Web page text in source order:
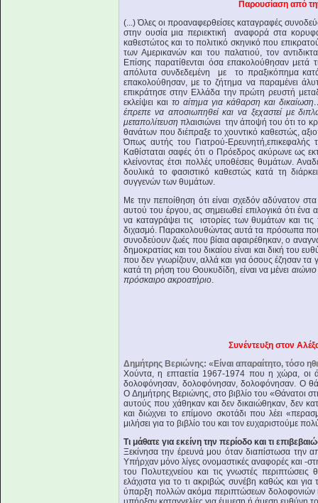
Παρουσίαση από
(...) Όλες οι προαναφερθείσες καταγραφές
στην ουσία μια περιεκτική αναφορά στα
καθεστώτος και το πολιτικό σκηνικό που
των Αμερικανών και του παλατιού, τον
Επίσης παρατίθενται όσα επακολούθησαν μετά
απόλυτα συνδεδεμένη με το πραξικόπημα
επακολούθησαν, με το ζήτημα να παραμένει
επικράτησε στην Ελλάδα την πρώτη ρευστή
εκλείψει και το αίτημα για κάθαρση και
έπρεπε να αποσιωπηθεί και να ξεχαστεί με
μεταπολίτευση πλαισιώνει την άποψή του ότι το
θανάτων που διέπραξε το χουντικό καθεστώς,
Όπως αυτής του Γιατρού-
Καθίσταται σαφές ότι ο Πρόεδρος ακύρωνε ως
κλείνοντας έτσι πολλές υποθέσεις θυμάτων.
δουλικά το φασιστικό καθεστώς κατά τη
συγγενών των θυμάτων.
Με την πεποίθηση ότι είναι σχεδόν αδύνατον
αυτού του έργου, ας σημειωθεί επιλογικά ότι
να καταγράψει τις ιστορίες των θυμάτων και
διχασμό. Παρακολουθώντας αυτά τα πρόσωπα που
συνοδεύουν ζωές που βίαια αφαιρέθηκαν, ο
δημοκρατίας και του δικαίου είναι και δική του
που δεν γνωρίζουν, αλλά και για όσους έζησαν τα
κατά τη ρήση του Θουκυδίδη, είναι να μένει
πρόσκαιρο ακροατήριο.
Συνέντευξη στον
Δημήτρης Βεριώνης: «Είναι απαραίτητο, τόσο
Χούντα, η επταετία 1967-1974 που η χώρα, οι
δολοφόνησαν, δολοφόνησαν, δολοφόνησαν. Ο
Ο Δημήτρης Βεριώνης, στο βιβλίο του «Θάνατοι
αυτούς που χάθηκαν και δεν δικαιώθηκαν, δεν
και διώχνει το επίμονο σκοτάδι που λέει
μιλήσει για το βιβλίο του και τον ευχαριστούμε
Τι μάθατε για εκείνη την περίοδο και τι
Ξεκίνησα την έρευνά μου όταν διαπίστωσα την
Υπήρχαν μόνο λίγες ονομαστικές αναφορές και -
του Πολυτεχνείου και τις γνωστές
ελάχιστα για το τι ακριβώς συνέβη καθώς και
ύπαρξη πολλών ακόμα περιπτώσεων δολοφονιών